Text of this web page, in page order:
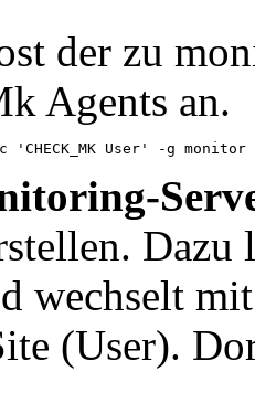
der zu
Agents an.
'CHECK_MK User' -g
Dazu
wechselt
(User).